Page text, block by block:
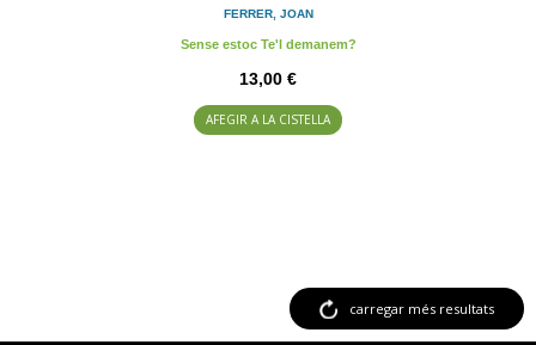
FERRER, JOAN
Sense estoc Te'l demanem?
13,00 €
AFEGIR A LA CISTELLA
carregar més resultats